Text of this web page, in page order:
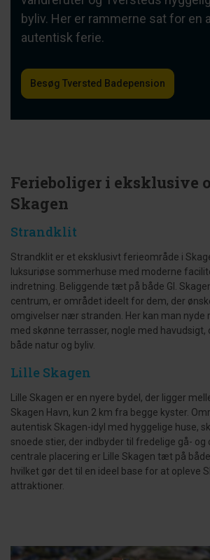
byliv. Her er rammerne sat for en
autentisk ferie.
Besøg Tversted Badepension
Ferieboliger i eksklusive
Skagen
Strandklit
Strandklit er et eksklusivt ferieområde i
luksuriøse sommerhuse med moderne
indretning. Beliggende tæt på både Gl.
centrum, er området ideelt for dem, der
omgivelser nær stranden. Her kan man nyde
med skønne terrasser, nogle med havudsigt,
både natur og byliv.
Lille Skagen
Lille Skagen er en nyere bydel, der ligger
Skagen Havn, kun 2 km fra begge kyster.
autentisk Skagen-idyl med hyggelige huse,
snoede stier, der indbyder til fredelige gå- og
centrale placering er Lille Skagen tæt på
hvilket gør det til en ideel base for at opleve
attraktioner.